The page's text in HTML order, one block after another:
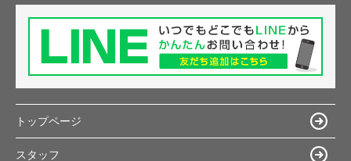
トップページ
スタッフ